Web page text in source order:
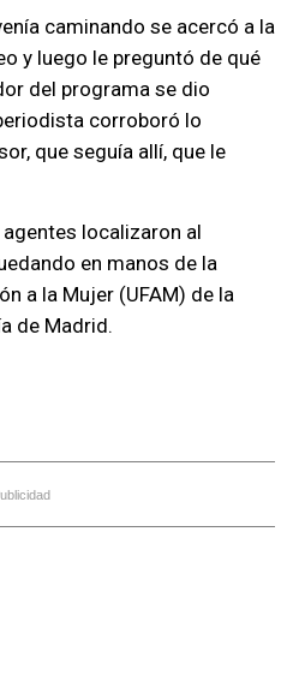
caminando se acercó a la
y luego le preguntó de qué
del programa se dio
corroboró lo
que seguía allí, que le
localizaron al
en manos de la
a la Mujer (UFAM) de la
de Madrid.